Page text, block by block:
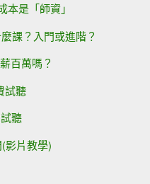
是「師資」
課？入門或進階？
百萬嗎？
試聽
聽
影片教學)